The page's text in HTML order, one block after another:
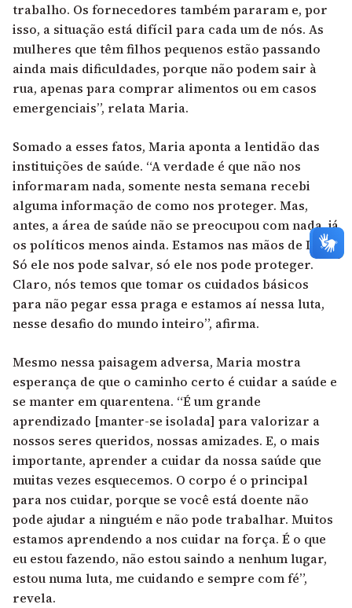
trabalho. Os fornecedores também pararam e, por
isso, a situação está difícil para cada um de nós. As
mulheres que têm filhos pequenos estão passando
ainda mais dificuldades, porque não podem sair à
rua, apenas para comprar alimentos ou em casos
emergenciais”, relata Maria.
Somado a esses fatos, Maria aponta a lentidão das
instituições de saúde. “A verdade é que não nos
informaram nada, somente nesta semana recebi
alguma informação de como nos proteger. Mas,
antes, a área de saúde não se preocupou com nada, já
os políticos menos ainda. Estamos nas mãos de Deus.
Só ele nos pode salvar, só ele nos pode proteger.
Claro, nós temos que tomar os cuidados básicos
para não pegar essa praga e estamos aí nessa luta,
nesse desafio do mundo inteiro”, afirma.
Mesmo nessa paisagem adversa, Maria mostra
esperança de que o caminho certo é cuidar a saúde e
se manter em quarentena. “É um grande
aprendizado [manter-se isolada] para valorizar a
nossos seres queridos, nossas amizades. E, o mais
importante, aprender a cuidar da nossa saúde que
muitas vezes esquecemos. O corpo é o principal
para nos cuidar, porque se você está doente não
pode ajudar a ninguém e não pode trabalhar. Muitos
estamos aprendendo a nos cuidar na força. É o que
eu estou fazendo, não estou saindo a nenhum lugar,
estou numa luta, me cuidando e sempre com fé”,
revela.